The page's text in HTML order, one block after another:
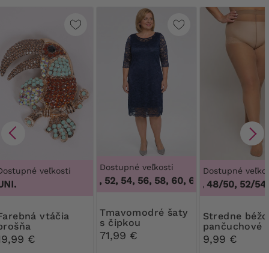
veľkosti
€
Dostupné veľkosti
48, 50, 52, 54, 56, 58, 60, 62, 64, 48, 50,
Tmavomodré šaty
s čipkou
71,99 €
Dostupné
44/46, 48/50, 52/
Stredne béžové
pančuchové
nohavice 30
Ribessa
9,99 €